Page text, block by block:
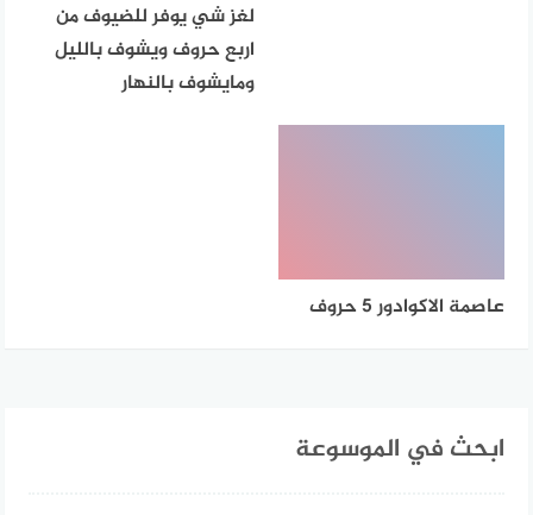
لغز شي يوفر للضيوف من
اربع حروف ويشوف بالليل
ومايشوف بالنهار
عاصمة الاكوادور 5 حروف
ابحث في الموسوعة